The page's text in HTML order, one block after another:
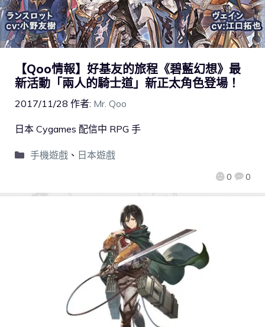
【Qoo情報】好基友的旅程《碧藍幻想》最
新活動「兩人的騎士道」新正太角色登場！
2017/11/28 作者: Mr. Qoo
0 0
日本 Cygames 配信中 RPG 手
手機遊戲、 日本遊戲